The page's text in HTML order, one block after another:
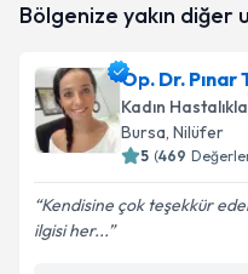
Bölgenize yakın diğer
Op. Dr. Pınar
Kadın
Bursa, Nilüfer
5 (469
Kendisine çok teşekkür
ilgisi her...